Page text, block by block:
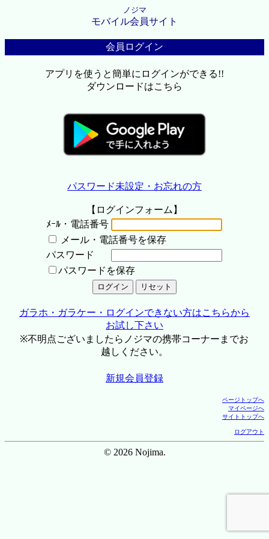
ノジマ
モバイル会員サイト
会員ログイン
アプリを使うと簡単にログインができる!!
ダウンロードはこちら
パスワード未設定・お忘れの方
【ログインフォーム】
ﾒｰﾙ・電話番号
メール・電話番号を保存
パスワード
パスワードを保存
ガラホ・ガラケー・ログインできない方はこちらから
お試し下さい
※不明点ございましたらノジマの携帯コーナーまでお
越しください。
新規会員登録
ページトップへ
マイページへ
サイトトップへ
ログアウト
© 2026 Nojima.